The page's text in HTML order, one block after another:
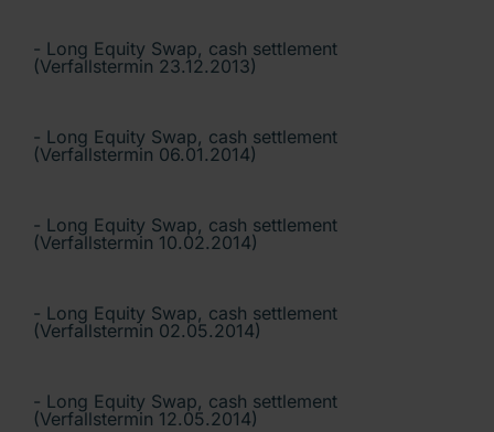
- Long Equity Swap, cash settlement
(Verfallstermin 23.12.2013)
- Long Equity Swap, cash settlement
(Verfallstermin 06.01.2014)
- Long Equity Swap, cash settlement
(Verfallstermin 10.02.2014)
- Long Equity Swap, cash settlement
(Verfallstermin 02.05.2014)
- Long Equity Swap, cash settlement
(Verfallstermin 12.05.2014)